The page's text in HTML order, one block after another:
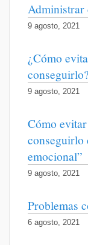
Administrar
9 agosto, 2021
¿Cómo
conseguirlo?
9 agosto, 2021
Cómo
conseguirlo
emocional”
9 agosto, 2021
Problemas
6 agosto, 2021